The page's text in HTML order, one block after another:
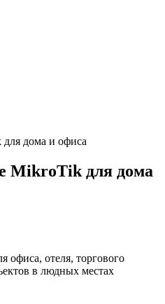
дома и офиса
MikroTik для дома
офиса, отеля, торгового
в людных местах